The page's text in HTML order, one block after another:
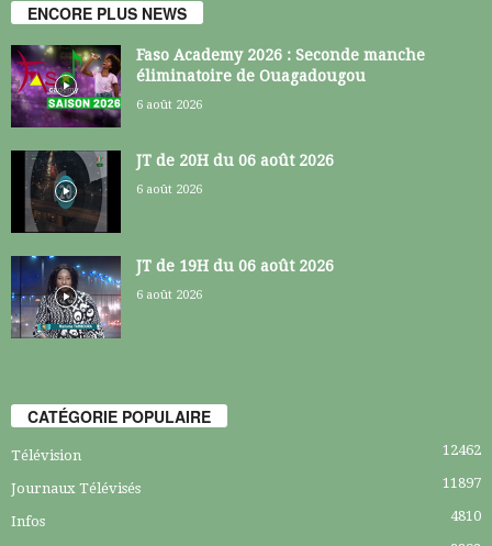
ENCORE PLUS NEWS
Faso Academy 2026 : Seconde manche
éliminatoire de Ouagadougou
6 août 2026
JT de 20H du 06 août 2026
6 août 2026
JT de 19H du 06 août 2026
6 août 2026
CATÉGORIE POPULAIRE
Télévision 12462
Journaux Télévisés 11897
Infos
4810